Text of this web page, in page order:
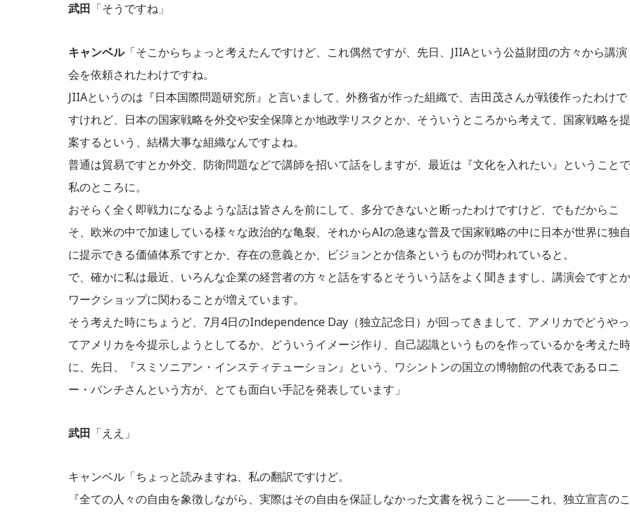
武田 「そうですね」
キャンベル「そこからちょっと考えたんですけど、これ偶然ですが、先日、JIIAという公益財団の方々から講演
会を依頼されたわけですね。
JIIAというのは『日本国際問題研究所』と言いまして、外務省が作った組織で、吉田茂さんが戦後作ったわけで
すけれど、日本の国家戦略を外交や安全保障とか地政学リスクとか、そういうところから考えて、国家戦略を提
案するという、結構大事な組織なんですよね。
普通は貿易ですとか外交、防衛問題などで講師を招いて話をしますが、最近は『文化を入れたい』ということで
私のところに。
おそらく全く即戦力になるような話は皆さんを前にして、多分できないと断ったわけですけど、でもだからこ
そ、欧米の中で加速している様々な政治的な亀裂、それからAIの急速な普及で国家戦略の中に日本が世界に独自
に提示できる価値体系ですとか、存在の意義とか、ビジョンとか信条というものが問われていると。
で、確かに私は最近、いろんな企業の経営者の方々と話をするとそういう話をよく聞きますし、講演会ですとか
ワークショップに関わることが増えています。
そう考えた時にちょうど、7月4日のIndependence Day（独立記念日）が回ってきまして、アメリカでどうやっ
てアメリカを今提示しようとしてるか、どういうイメージ作り、自己認識というものを作っているかを考えた時
に、先日、『スミソニアン・インスティテューション』という、ワシントンの国立の博物館の代表であるロニ
ー・バンチさんという方が、とても面白い手記を発表しています」
武田 「ええ」
キャンベル「ちょっと読みますね、私の翻訳ですけど。
『全ての人々の自由を象徴しながら、実際はその自由を保証しなかった文書を祝うこと――これ、独立宣言のこ